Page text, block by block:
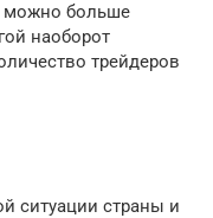
можно больше
наоборот
трейдеров
ситуации страны и